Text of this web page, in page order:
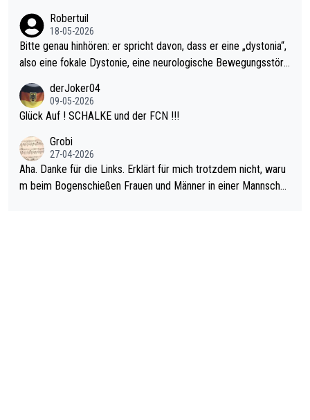
Robertuil
18-05-2026
Bitte genau hinhören: er spricht davon, dass er eine „dystonia“,
also eine fokale Dystonie, eine neurologische Bewegungsstöru
erden, im Arm hat. Und, dass Medikamente ihm helfen! Ich glau
be immer noch, dass sehr viele der Dartits-Fälle fälschlich psy
diese könnten teils wirksam behandelt werden! Dafür müsste
man nur zum Neurologen und nicht zum Mentaltrainer gehen…
derJoker04
09-05-2026
Glück Auf ! SCHALKE und der FCN !!!
Grobi
27-04-2026
Aha. Danke für die Links. Erklärt für mich trotzdem nicht, waru
m beim Bogenschießen Frauen und Männer in einer Mannschaf